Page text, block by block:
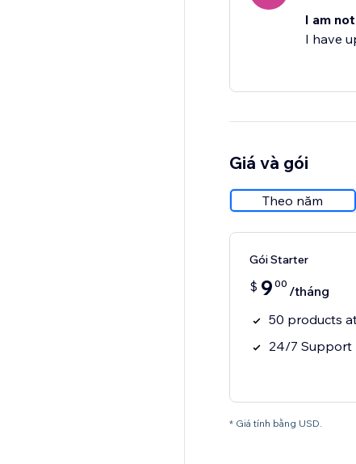
I am
I have
Giá và gói
Theo năm
Gói Starter
$ 9 00 /tháng
50 products
24/7 Support
* Giá tính bằng USD.